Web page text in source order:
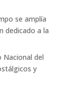
se amplía
dedicado a la
Nacional del
y